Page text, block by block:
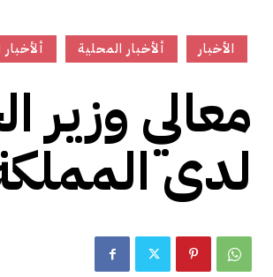
ألأخبار المحلية الأخبار
معالي وزير
لدى